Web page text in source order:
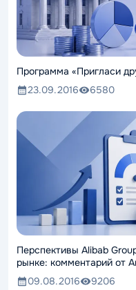
Программа «Пригласи
23.09.2016
6580
Перспективы Alibab
рынке: комментарий от
09.08.2016
9206